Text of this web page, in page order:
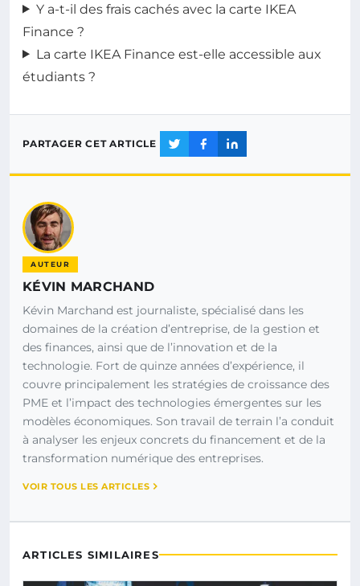
Y a-t-il des frais cachés avec la carte IKEA
Finance ?
La carte IKEA Finance est-elle accessible aux
étudiants ?
PARTAGER CET ARTICLE
AUTEUR
KÉVIN MARCHAND
Kévin Marchand est journaliste, spécialisé dans les
domaines de la création d’entreprise, de la gestion et
des finances, ainsi que de l’innovation et de la
technologie. Fort de quinze années d’expérience, il
couvre principalement les stratégies de croissance des
PME et l’impact des technologies émergentes sur les
modèles économiques. Son travail de terrain l’a conduit
à analyser les enjeux concrets du financement et de la
transformation numérique des entreprises.
VOIR TOUS LES ARTICLES
ARTICLES SIMILAIRES